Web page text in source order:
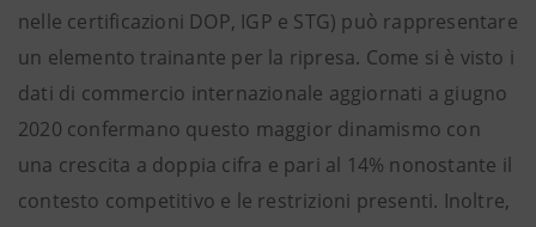
nelle certificazioni DOP, IGP e STG) può rappresentare
un elemento trainante per la ripresa. Come si è visto i
dati di commercio internazionale aggiornati a giugno
2020 confermano questo maggior dinamismo con
una crescita a doppia cifra e pari al 14% nonostante il
contesto competitivo e le restrizioni presenti. Inoltre,